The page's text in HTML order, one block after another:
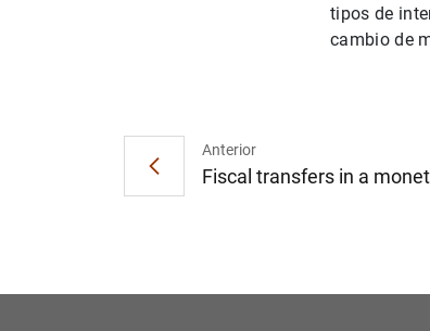
tipos de
cambio de
Anterior
Fiscal transfers in a